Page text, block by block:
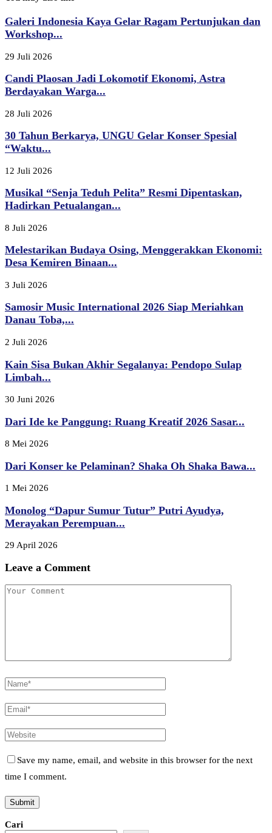
Galeri Indonesia Kaya Gelar Ragam Pertunjukan dan
Workshop...
29 Juli 2026
Candi Plaosan Jadi Lokomotif Ekonomi, Astra
Berdayakan Warga...
28 Juli 2026
30 Tahun Berkarya, UNGU Gelar Konser Spesial
“Waktu...
12 Juli 2026
Musikal “Senja Teduh Pelita” Resmi Dipentaskan,
Hadirkan Petualangan...
8 Juli 2026
Melestarikan Budaya Osing, Menggerakkan Ekonomi:
Desa Kemiren Binaan...
3 Juli 2026
Samosir Music International 2026 Siap Meriahkan
Danau Toba,...
2 Juli 2026
Kain Sisa Bukan Akhir Segalanya: Pendopo Sulap
Limbah...
30 Juni 2026
Dari Ide ke Panggung: Ruang Kreatif 2026 Sasar...
8 Mei 2026
Dari Konser ke Pelaminan? Shaka Oh Shaka Bawa...
1 Mei 2026
Monolog “Dapur Sumur Tutur” Putri Ayudya,
Merayakan Perempuan...
29 April 2026
Leave a Comment
Save my name, email, and website in this browser for the next
time I comment.
Cari